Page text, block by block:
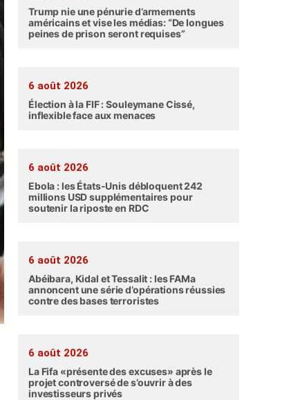
Trump nie une pénurie d’armements
américains et vise les médias: “De longues
peines de prison seront requises”
6 août 2026
Élection à la FIF : Souleymane Cissé,
inflexible face aux menaces
6 août 2026
Ebola : les États-Unis débloquent 242
millions USD supplémentaires pour
soutenir la riposte en RDC
6 août 2026
Abéibara, Kidal et Tessalit : les FAMa
annoncent une série d’opérations réussies
contre des bases terroristes
6 août 2026
La Fifa «présente des excuses» après le
projet controversé de s’ouvrir à des
investisseurs privés